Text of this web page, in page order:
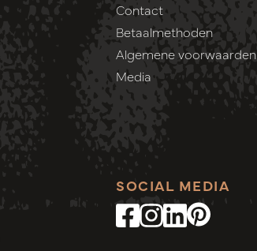
Contact
Betaalmethoden
Algemene voorwaarden
Media
SOCIAL MEDIA